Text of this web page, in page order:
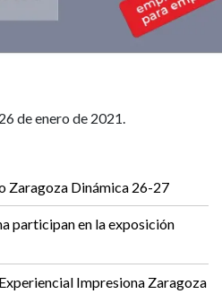
de enero de 2021.
Zaragoza Dinámica 26-27
participan en la exposición
Impresiona Zaragoza